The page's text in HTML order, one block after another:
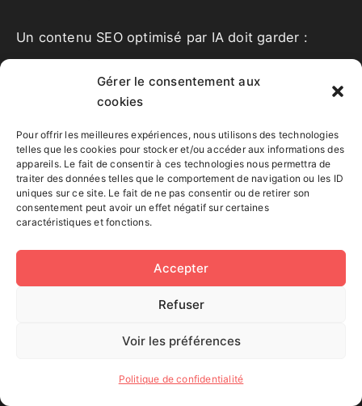
Gérer le consentement aux
cookies
Pour offrir les meilleures expériences, nous utilisons des technologies
telles que les cookies pour stocker et/ou accéder aux informations des
appareils. Le fait de consentir à ces technologies nous permettra de
traiter des données telles que le comportement de navigation ou les ID
uniques sur ce site. Le fait de ne pas consentir ou de retirer son
consentement peut avoir un effet négatif sur certaines
caractéristiques et fonctions.
Accepter
Refuser
Voir les préférences
Politique de confidentialité
Un contenu SEO optimisé par IA doit garder :
une valeur ajoutée humaine.
des exemples réels ;
des consignes vérifiables ;
des limites claires ;
une cohérence pédagogique.
Quels exercices
l’atelier SEO IA ?